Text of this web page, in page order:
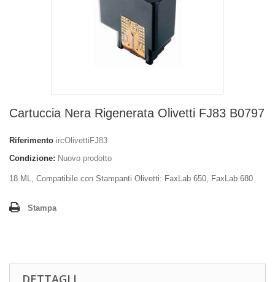
Cartuccia Nera Rigenerata Olivetti FJ83 B0797
Riferimento ircOlivettiFJ83
Condizione: Nuovo prodotto
18 ML, Compatibile con Stampanti Olivetti: FaxLab 650, FaxLab 680
Stampa
DETTAGLI